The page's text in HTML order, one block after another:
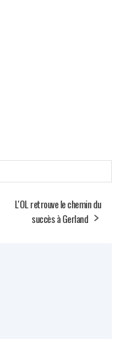
L'OL retrouve le chemin du
succès à Gerland